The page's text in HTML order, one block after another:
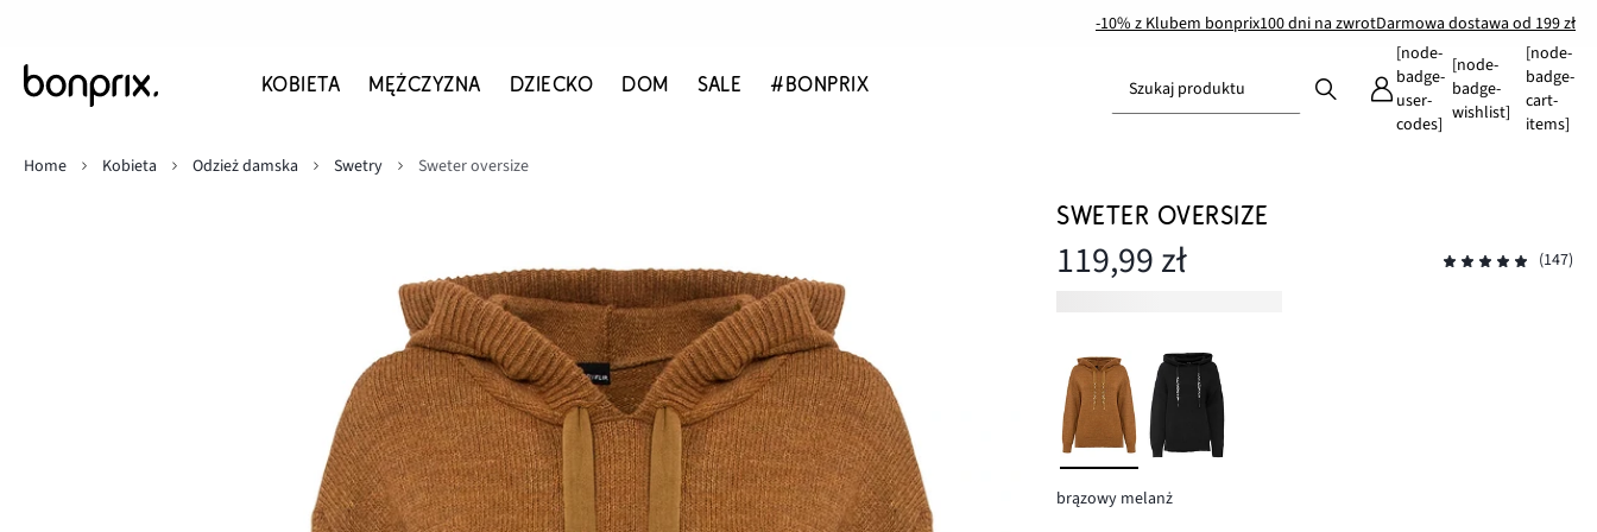
-10% z Klubem bonprix100 dni na zwrotDarmowa dostawa od 199 zł
KOBIETA MĘŻCZYZNA DZIECKO DOM SALE #BONPRIX Szukaj produktu
[node-
badge-
user-
codes]
[node-
badge-
wishlist]
[node-
badge-
cart-
items]
Home
Kobieta Odzież damska Swetry Sweter oversize
SWETER OVERSIZE
119,99 zł (147)
brązowy melanż